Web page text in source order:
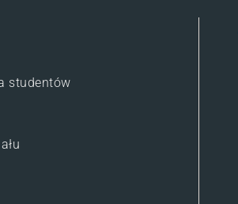
studentów